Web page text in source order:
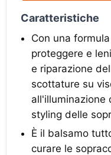
Caratteristiche
Con una
proteggere e
e riparazione
scottature su
all'illuminazione
styling delle
È il balsamo
curare le